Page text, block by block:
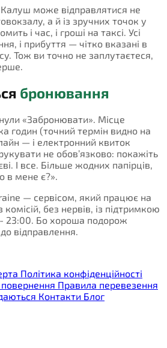
може відправлятися не
а й із зручних точок у
і час, і гроші на таксі. Усі
і прибуття — чітко вказані в
Тож ви точно не заплутаєтеся,
бронювання
«Забронювати». Місце
годин (точний термін видно на
— і електронний квиток
не обов’язково: покажіть
І все. Більше жодних папірців,
в мене є?».
— сервісом, який працює на
без нервів, із підтримкою
23:00. Бо хороша подорож
відправлення.
Політика конфіденційності
Правила перевезення
Контакти Блог